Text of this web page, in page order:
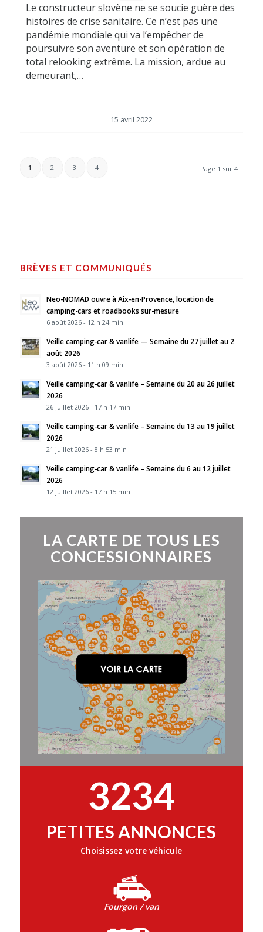
Le constructeur slovène ne se soucie guère des
histoires de crise sanitaire. Ce n’est pas une
pandémie mondiale qui va l’empêcher de
poursuivre son aventure et son opération de
total relooking extrême. La mission, ardue au
demeurant,…
15 avril 2022
Page 1 sur 4
1 2 3 4
BRÈVES ET COMMUNIQUÉS
Neo-NOMAD ouvre à Aix-en-Provence, location de
camping-cars et roadbooks sur-mesure
6 août 2026 - 12 h 24 min
Veille camping-car & vanlife — Semaine du 27 juillet au 2
août 2026
3 août 2026 - 11 h 09 min
Veille camping-car & vanlife – Semaine du 20 au 26 juillet
2026
26 juillet 2026 - 17 h 17 min
Veille camping-car & vanlife – Semaine du 13 au 19 juillet
2026
21 juillet 2026 - 8 h 53 min
Veille camping-car & vanlife – Semaine du 6 au 12 juillet
2026
12 juillet 2026 - 17 h 15 min
LA CARTE DE TOUS LES
CONCESSIONNAIRES
3234
PETITES ANNONCES
Choisissez votre véhicule
Fourgon / van